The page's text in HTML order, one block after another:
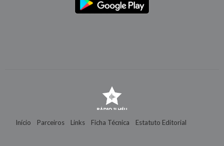
Início Parceiros Links Ficha Técnica Estatuto Editorial